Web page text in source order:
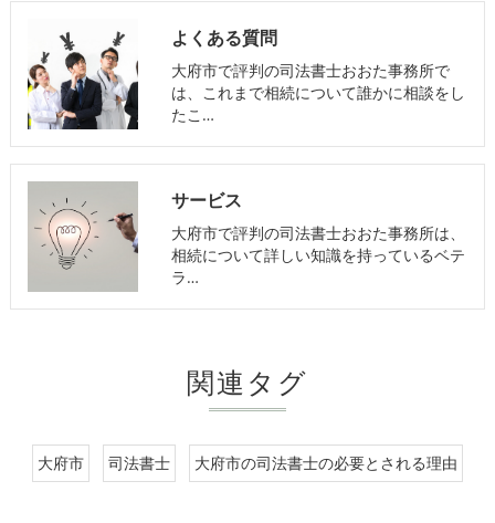
よくある質問
大府市で評判の司法書士おおた事務所で
は、これまで相続について誰かに相談をし
たこ…
サービス
大府市で評判の司法書士おおた事務所は、
相続について詳しい知識を持っているベテ
ラ…
関連タグ
大府市 司法書士 大府市の司法書士の必要とされる理由